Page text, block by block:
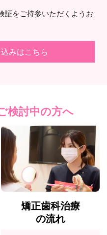
証をご持参いただくようお
みはこちら
検討中の方へ
矯正歯科治療
の流れ